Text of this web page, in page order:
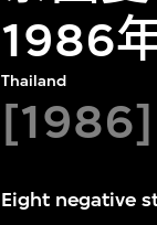
1986
Thailand
[1986]
Eight negative